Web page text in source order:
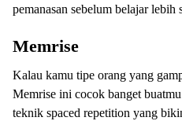
pemanasan sebelum belajar lebih
Memrise
Kalau kamu tipe orang yang
Memrise ini cocok banget
teknik spaced repetition yang